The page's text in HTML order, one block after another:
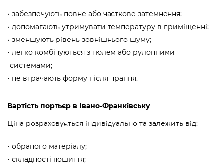
забезпечують повне або часткове затемнення;
допомагають утримувати температуру в приміщенні;
зменшують рівень зовнішнього шуму;
легко комбінуються з тюлем або рулонними
системами;
не втрачають форму після прання.
Вартість портьєр в Івано-Франківську
Ціна розраховується індивідуально та залежить від:
обраного матеріалу;
складності пошиття;